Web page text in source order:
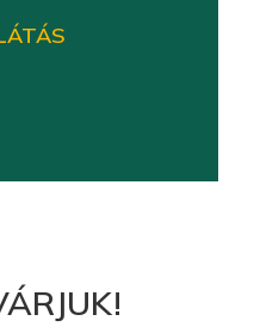
vidék hangulata
hagyományok,